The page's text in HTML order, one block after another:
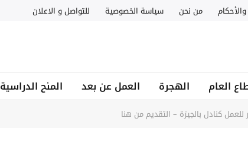
من نحن سياسة الخصوصية للتواصل و الاعلان
العام الهجرة العمل عن بعد المنح الدراسية
كنادل بالجيزة – التقديم من هنا